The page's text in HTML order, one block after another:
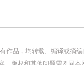
作品，均转载、编译或摘
、版权和其他问题需要同本